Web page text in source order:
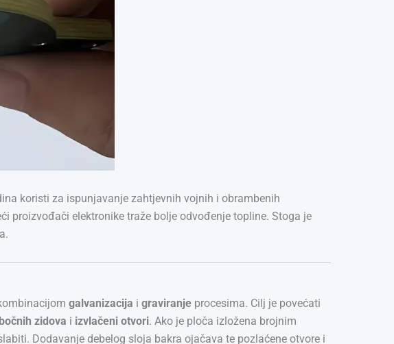
koristi za ispunjavanje zahtjevnih vojnih i obrambenih
proizvođači elektronike traže bolje odvođenje topline. Stoga je
galvanizacija igraviranje procesima. Cilj je povećati
zidova i izvlačeni otvori. Ako je ploča izložena brojnim
Dodavanje debelog sloja bakra ojačava te pozlaćene otvore i